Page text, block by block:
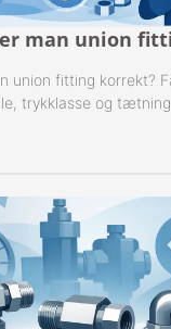
man union
union fitting korrekt?
trykklasse og